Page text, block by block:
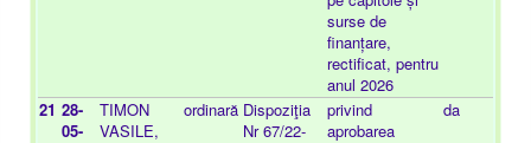
surse de
finanțare,
rectificat, pentru
anul 2026
21 28-
05-
TIMON
VASILE,
ordinară Dispoziţia
Nr 67/22-
privind
aprobarea
da